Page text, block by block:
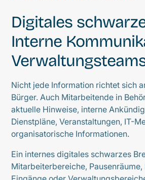
Digitales
Interne
Nicht jede Information richtet sich
Bürger. Auch Mitarbeitende in
aktuelle Hinweise, interne
Dienstpläne, Veranstaltungen, IT-
organisatorische Informationen.
Ein internes digitales schwarzes
Mitarbeiterbereiche, Pausenräume,